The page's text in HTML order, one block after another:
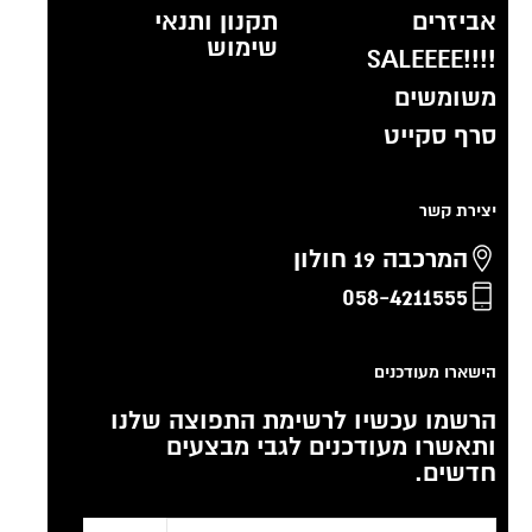
אביזרים
!!!!SALEEEE
משומשים
סרף סקייט
תקנון ותנאי
שימוש
יצירת קשר
המרכבה 19 חולון
058-4211555
הישארו מעודכנים
הרשמו עכשיו לרשימת התפוצה שלנו
ותאשרו מעודכנים לגבי מבצעים
חדשים.